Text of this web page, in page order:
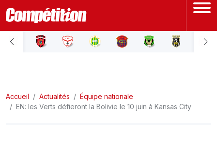
ACCUEIL
LIGUE 2
Accueil Actualités
Équipe nationale
EN: les Verts défieront la Bolivie le 10 juin à Kansas City